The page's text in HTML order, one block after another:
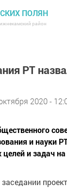
ПОЛЯН
район
РТ
2020 -
и науки
и задач